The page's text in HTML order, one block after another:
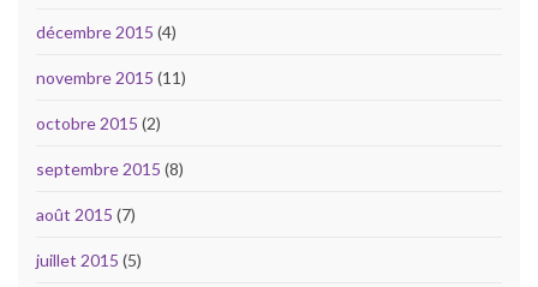
décembre 2015 (4)
novembre 2015 (11)
octobre 2015 (2)
septembre 2015 (8)
août 2015 (7)
juillet 2015 (5)